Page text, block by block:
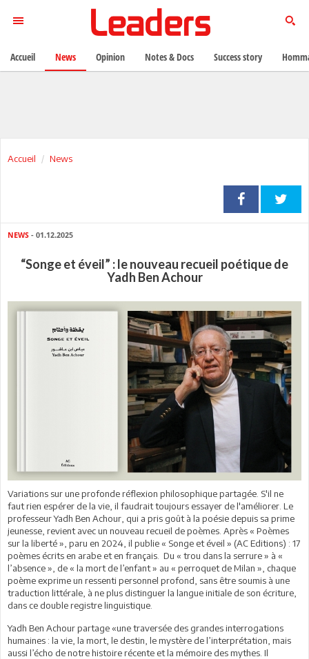
Accueil News
NEWS - 01.12.2025
“Songe et éveil” : le nouveau recueil poétique de
Yadh Ben Achour
Variations sur une profonde réflexion philosophique partagée. S'il ne
faut rien espérer de la vie, il faudrait toujours essayer de l'améliorer. Le
professeur Yadh Ben Achour, qui a pris goût à la poésie depuis sa prime
jeunesse, revient avec un nouveau recueil de poèmes. Après « Poèmes
sur la liberté », paru en 2024, il publie « Songe et éveil » (AC Editions) : 17
poèmes écrits en arabe et en français. Du « trou dans la serrure » à «
l’absence », de « la mort de l’enfant » au « perroquet de Milan », chaque
poème exprime un ressenti personnel profond, sans être soumis à une
traduction littérale, à ne plus distinguer la langue initiale de son écriture,
dans ce double registre linguistique.
Yadh Ben Achour partage «une traversée des grandes interrogations
humaines : la vie, la mort, le destin, le mystère de l’interprétation, mais
aussi l’écho de notre histoire récente et la mémoire des mythes. Il
Accueil News Opinion Notes & Docs Success story